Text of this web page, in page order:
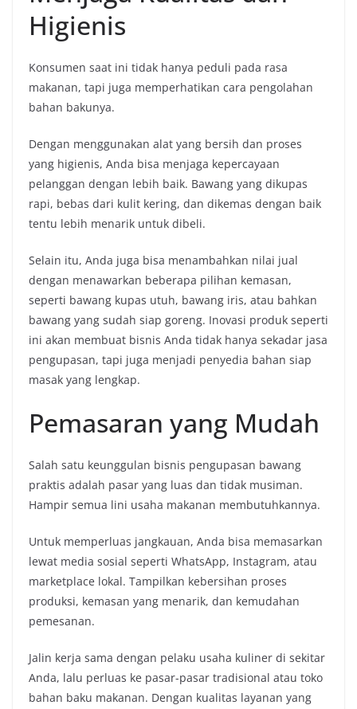
Higienis
Konsumen saat ini tidak hanya peduli pada rasa
makanan, tapi juga memperhatikan cara pengolahan
bahan bakunya.
Dengan menggunakan alat yang bersih dan proses
yang higienis, Anda bisa menjaga kepercayaan
pelanggan dengan lebih baik. Bawang yang dikupas
rapi, bebas dari kulit kering, dan dikemas dengan baik
tentu lebih menarik untuk dibeli.
Selain itu, Anda juga bisa menambahkan nilai jual
dengan menawarkan beberapa pilihan kemasan,
seperti bawang kupas utuh, bawang iris, atau bahkan
bawang yang sudah siap goreng. Inovasi produk seperti
ini akan membuat bisnis Anda tidak hanya sekadar jasa
pengupasan, tapi juga menjadi penyedia bahan siap
masak yang lengkap.
Pemasaran yang Mudah
Salah satu keunggulan bisnis pengupasan bawang
praktis adalah pasar yang luas dan tidak musiman.
Hampir semua lini usaha makanan membutuhkannya.
Untuk memperluas jangkauan, Anda bisa memasarkan
lewat media sosial seperti WhatsApp, Instagram, atau
marketplace lokal. Tampilkan kebersihan proses
produksi, kemasan yang menarik, dan kemudahan
pemesanan.
Jalin kerja sama dengan pelaku usaha kuliner di sekitar
Anda, lalu perluas ke pasar-pasar tradisional atau toko
bahan baku makanan. Dengan kualitas layanan yang